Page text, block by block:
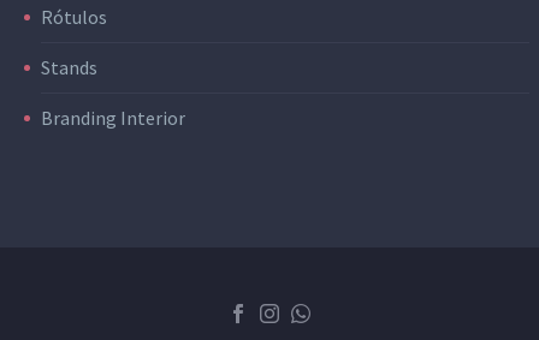
Rótulos
Stands
Branding Interior